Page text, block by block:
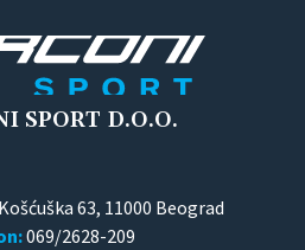
SPORT D.O.O.
63, 11000 Beograd
069/2628-209